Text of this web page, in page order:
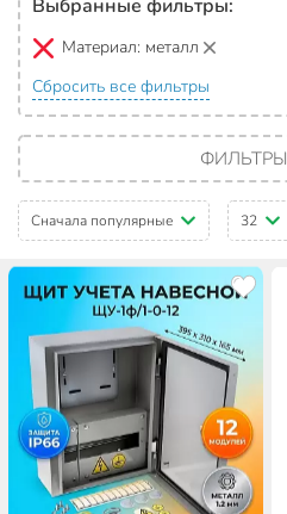
Выбранные фильтры:
Материал: металл
Сбросить все фильтры
ФИЛЬТРЫ
Сначала популярные 32